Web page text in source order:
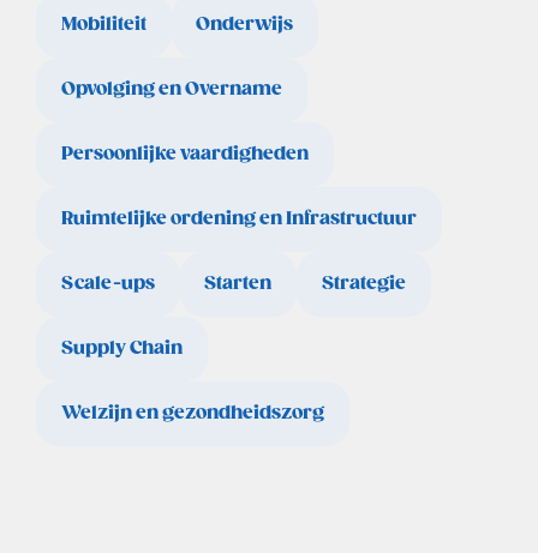
Mobiliteit Onderwijs
Opvolging en Overname
Persoonlijke vaardigheden
Ruimtelijke ordening en Infrastructuur
Scale-ups Starten Strategie
Supply Chain
Welzijn en gezondheidszorg